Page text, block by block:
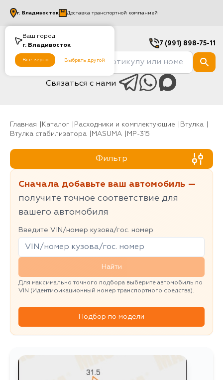
Ваш город
г. Владивосток
Все верно Выбрать другой
г. Владивосток Доставка транспортной компанией
7 (991) 898-75-11
Связаться с нами
Главная Каталог Расходники и комплектующие
Втулка
Втулка стабилизатора
MASUMA MP-315
Фильтр
Сначала добавьте ваш автомобиль —
получите точное соответствие для
вашего автомобиля
Введите VIN/номер кузова/гос. номер
Найти
Для максимально точного подбора выберите автомобиль по
VIN (Идентификационный номер транспортного средства).
Подбор по модели